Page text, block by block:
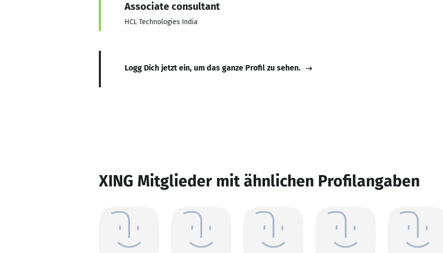
Associate consultant
HCL Technologies India
Logg Dich jetzt ein, um das ganze Profil zu sehen.
XING Mitglieder mit ähnlichen Profilangaben